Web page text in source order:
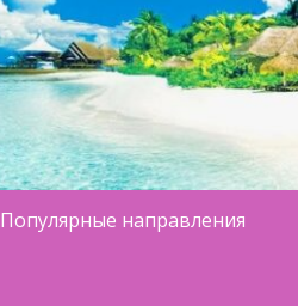
Популярные направления